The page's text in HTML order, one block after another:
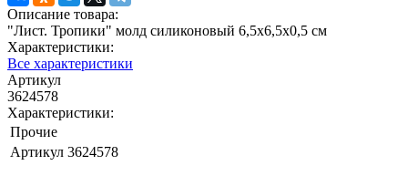
Описание товара:
"Лист. Тропики" молд силиконовый 6,5х6,5х0,5 см
Характеристики:
Все характеристики
Артикул
3624578
Характеристики:
Прочие
Артикул 3624578